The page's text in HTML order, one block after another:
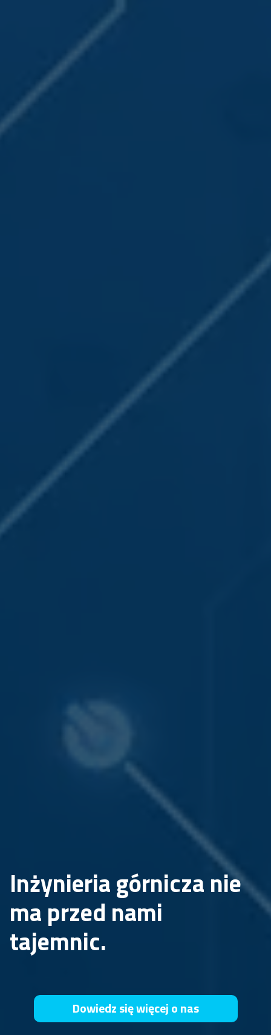
Inżynieria górnicza nie
ma przed nami
tajemnic.
Dowiedz się więcej o nas